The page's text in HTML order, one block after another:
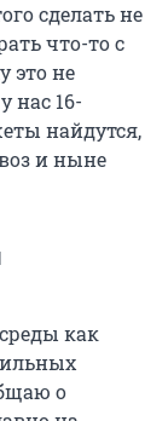
сделать не
что-то с
это не
нас 16-
найдутся,
и ныне
как
о